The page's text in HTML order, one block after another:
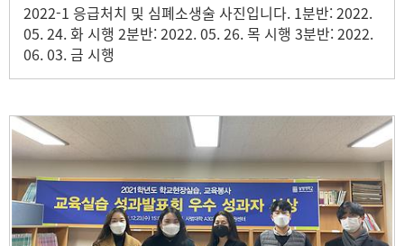
2022-1 응급처치 및 심폐소생술 사진입니다. 1분반: 2022.
05. 24. 화 시행 2분반: 2022. 05. 26. 목 시행 3분반: 2022.
06. 03. 금 시행